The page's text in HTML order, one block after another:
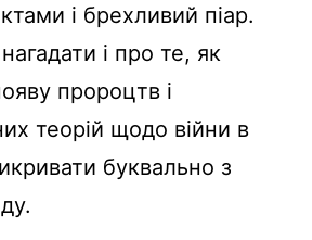
і брехливий піар.
і про те, як
пророцтв і
теорій щодо війни в
буквально з